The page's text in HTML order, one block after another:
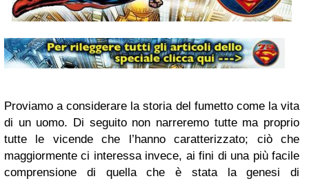
Proviamo a considerare la storia del fumetto come la vita
di un uomo. Di seguito non narreremo tutte ma proprio
tutte le vicende che l’hanno caratterizzato; ciò che
maggiormente ci interessa invece, ai fini di una più facile
comprensione di quella che è stata la genesi di